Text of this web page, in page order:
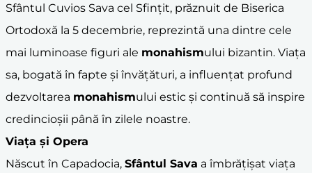
Sfântul Cuvios Sava cel Sfințit, prăznuit de Biserica
Ortodoxă la 5 decembrie, reprezintă una dintre cele
mai luminoase figuri ale monahismului bizantin. Viața
sa, bogată în fapte și învățături, a influențat profund
dezvoltarea monahismului estic și continuă să inspire
credincioșii până în zilele noastre.
Viața și Opera
Născut în Capadocia, Sfântul Sava a îmbrățișat viața